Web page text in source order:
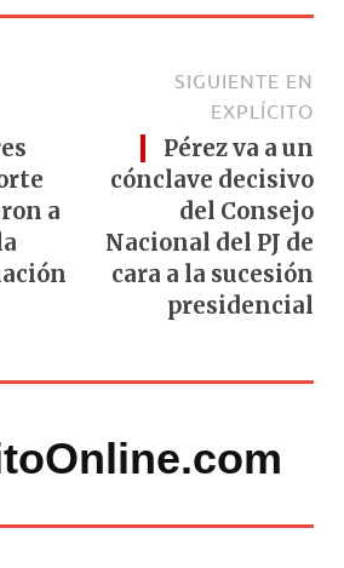
a
SIGUIENTE EN
EXPLÍCITO
Pérez va a un
cónclave decisivo
del Consejo
Nacional del PJ de
cara a la sucesión
presidencial